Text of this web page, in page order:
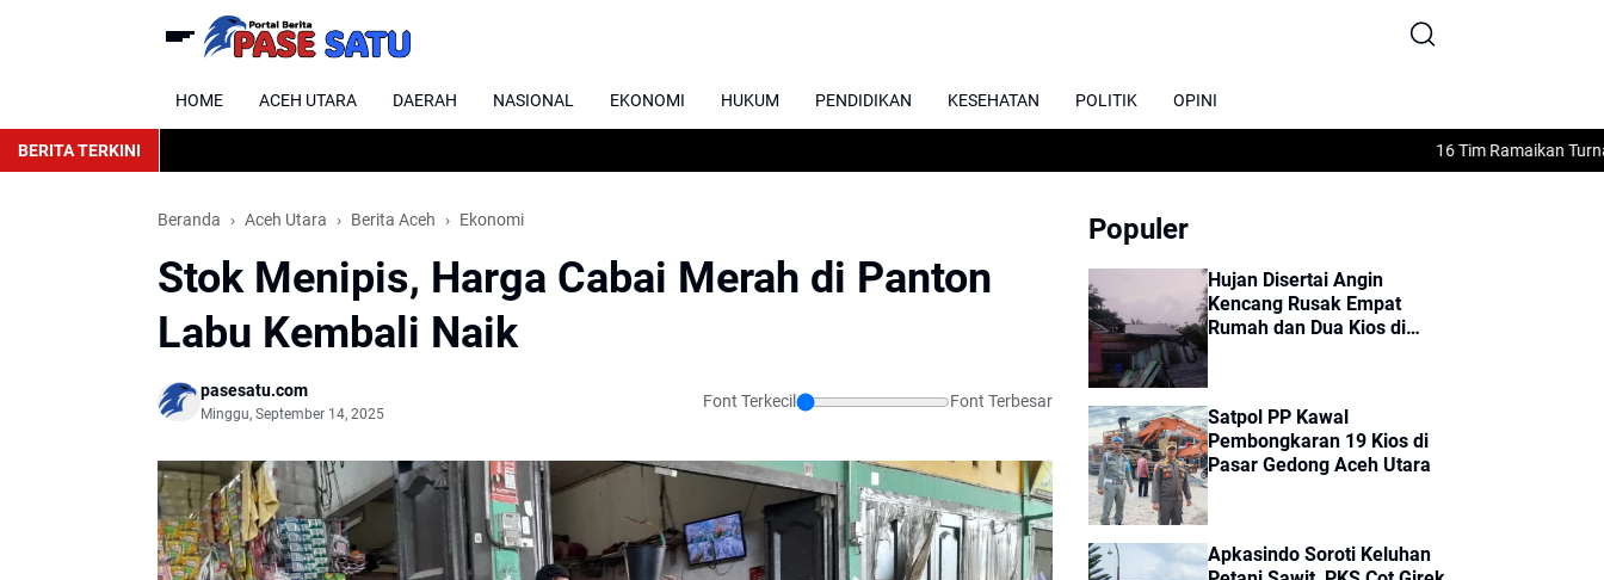
HOME ACEH UTARA DAERAH NASIONAL EKONOMI HUKUM PENDIDIKAN KESEHATAN POLITIK OPINI
BERITA TERKINI 16 Tim Ramaikan
Beranda Aceh Utara Berita Aceh Ekonomi
Stok Menipis, Harga Cabai Merah di Panton
Labu Kembali Naik
pasesatu.com
Minggu, September 14, 2025
Font Terkecil Font Terbesar
Populer
Hujan Disertai Angin
Kencang Rusak Empat
Rumah dan Dua Kios di
Satpol PP Kawal
Pembongkaran 19 Kios di
Pasar Gedong Aceh Utara
Apkasindo Soroti Keluhan